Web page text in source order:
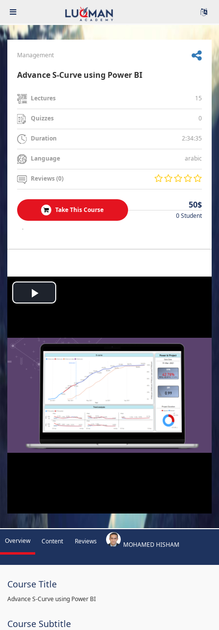
Management
Advance S-Curve using Power BI
Lectures 15
Quizzes 0
Duration 2:34:35
Language arabic
Reviews (0)
Take This Course 50$
0 Student
.
Play
Overview Content Reviews MOHAMED HISHAM
Course Title
Advance S-Curve using Power BI
Course Subtitle